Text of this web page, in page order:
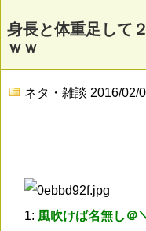
身長と体重足して
ｗｗ
ネタ・雑談 2016/02/
1: 風吹けば名無し＠